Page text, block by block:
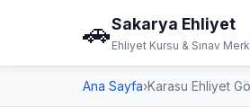
🚗Sakarya Ehliyet
Ehliyet Kursu & Sınav
Ana Sayfa›Karasu Ehliyet